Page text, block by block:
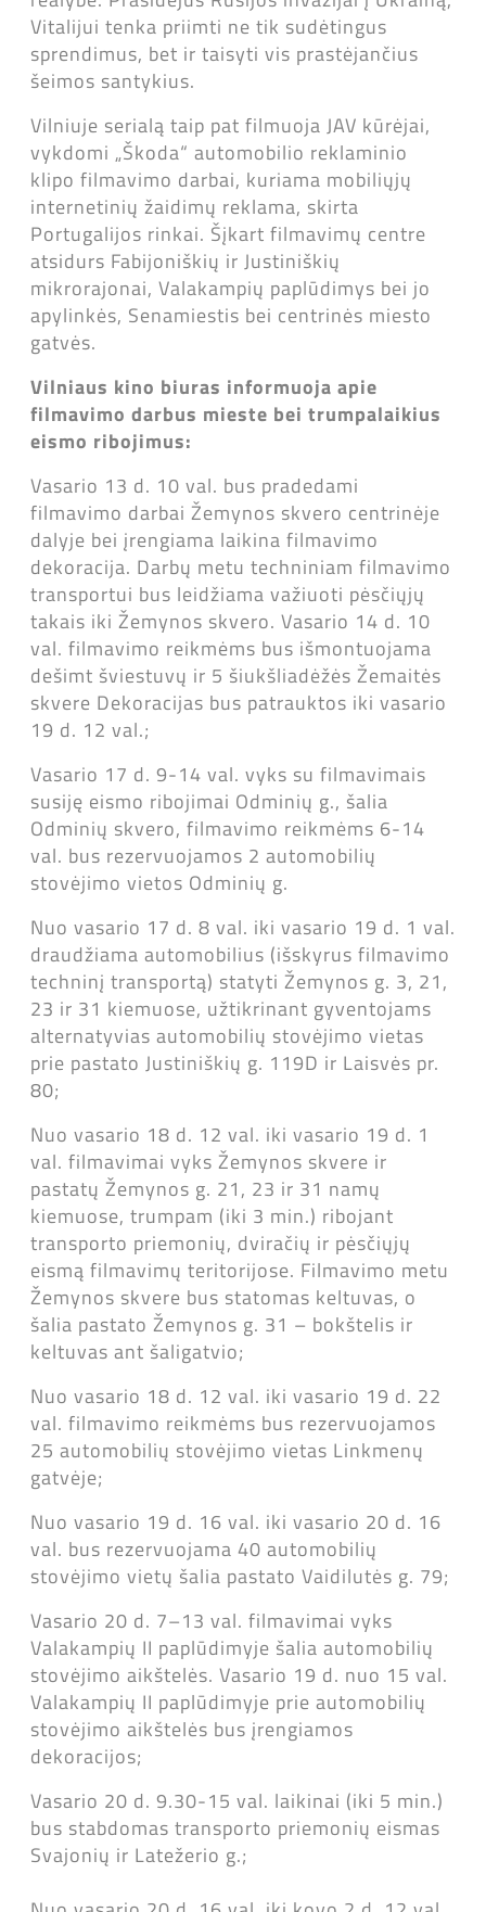
Vitalijui tenka priimti ne tik sudėtingus
sprendimus, bet ir taisyti vis prastėjančius
šeimos santykius.
Vilniuje serialą taip pat filmuoja JAV kūrėjai,
vykdomi „Škoda“ automobilio reklaminio
klipo filmavimo darbai, kuriama mobiliųjų
internetinių žaidimų reklama, skirta
Portugalijos rinkai. Šįkart filmavimų centre
atsidurs Fabijoniškių ir Justiniškių
mikrorajonai, Valakampių paplūdimys bei jo
apylinkės, Senamiestis bei centrinės miesto
gatvės.
Vilniaus kino biuras informuoja apie
filmavimo darbus mieste bei trumpalaikius
eismo ribojimus:
Vasario 13 d. 10 val. bus pradedami
filmavimo darbai Žemynos skvero centrinėje
dalyje bei įrengiama laikina filmavimo
dekoracija. Darbų metu techniniam filmavimo
transportui bus leidžiama važiuoti pėsčiųjų
takais iki Žemynos skvero. Vasario 14 d. 10
val. filmavimo reikmėms bus išmontuojama
dešimt šviestuvų ir 5 šiukšliadėžės Žemaitės
skvere Dekoracijas bus patrauktos iki vasario
19 d. 12 val.;
Vasario 17 d. 9-14 val. vyks su filmavimais
susiję eismo ribojimai Odminių g., šalia
Odminių skvero, filmavimo reikmėms 6-14
val. bus rezervuojamos 2 automobilių
stovėjimo vietos Odminių g.
Nuo vasario 17 d. 8 val. iki vasario 19 d. 1 val.
draudžiama automobilius (išskyrus filmavimo
techninį transportą) statyti Žemynos g. 3, 21,
23 ir 31 kiemuose, užtikrinant gyventojams
alternatyvias automobilių stovėjimo vietas
prie pastato Justiniškių g. 119D ir Laisvės pr.
80;
Nuo vasario 18 d. 12 val. iki vasario 19 d. 1
val. filmavimai vyks Žemynos skvere ir
pastatų Žemynos g. 21, 23 ir 31 namų
kiemuose, trumpam (iki 3 min.) ribojant
transporto priemonių, dviračių ir pėsčiųjų
eismą filmavimų teritorijose. Filmavimo metu
Žemynos skvere bus statomas keltuvas, o
šalia pastato Žemynos g. 31 – bokštelis ir
keltuvas ant šaligatvio;
Nuo vasario 18 d. 12 val. iki vasario 19 d. 22
val. filmavimo reikmėms bus rezervuojamos
25 automobilių stovėjimo vietas Linkmenų
gatvėje;
Nuo vasario 19 d. 16 val. iki vasario 20 d. 16
val. bus rezervuojama 40 automobilių
stovėjimo vietų šalia pastato Vaidilutės g. 79;
Vasario 20 d. 7–13 val. filmavimai vyks
Valakampių II paplūdimyje šalia automobilių
stovėjimo aikštelės. Vasario 19 d. nuo 15 val.
Valakampių II paplūdimyje prie automobilių
stovėjimo aikštelės bus įrengiamos
dekoracijos;
Vasario 20 d. 9.30-15 val. laikinai (iki 5 min.)
bus stabdomas transporto priemonių eismas
Svajonių ir Latežerio g.;